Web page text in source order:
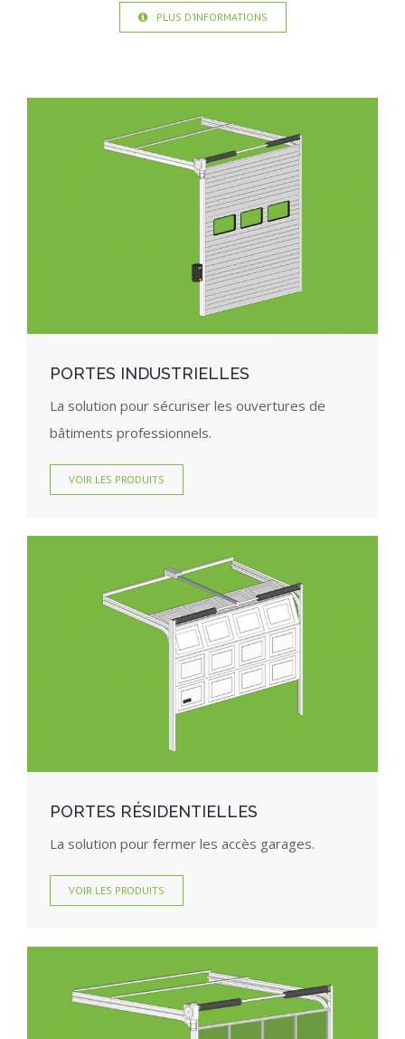
PLUS D’INFORMATIONS
PORTES INDUSTRIELLES
La solution pour sécuriser les ouvertures de
bâtiments professionnels.
VOIR LES PRODUITS
PORTES RÉSIDENTIELLES
La solution pour fermer les accès garages.
VOIR LES PRODUITS